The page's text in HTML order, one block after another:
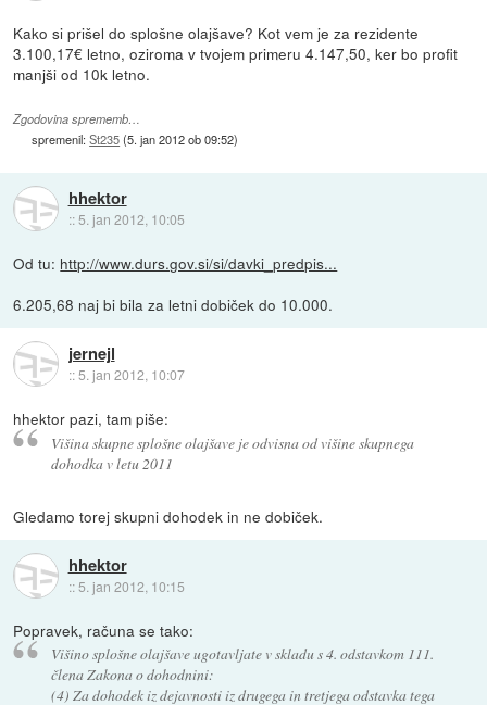
Kako si prišel do splošne olajšave? Kot vem je za rezidente
3.100,17€ letno, oziroma v tvojem primeru 4.147,50, ker bo profit
manjši od 10k letno.
Zgodovina sprememb…
spremenil:St235(5. jan 2012 ob 09:52)
hhektor
:: 5. jan 2012, 10:05
Od tu: http://www.durs.gov.si/si/davki_predpis...
6.205,68 naj bi bila za letni dobiček do 10.000.
jernejl
::5. jan 2012, 10:07
hhektor pazi, tam piše:
Višina skupne splošne olajšave je odvisna od višine skupnega
dohodka v letu 2011
Gledamo torej skupni dohodek in ne dobiček.
hhektor
:: 5. jan 2012, 10:15
Popravek, računa se tako:
Višino splošne olajšave ugotavljate v skladu s 4. odstavkom 111.
člena Zakona o dohodnini:
(4) Za dohodek iz dejavnosti iz drugega in tretjega odstavka tega